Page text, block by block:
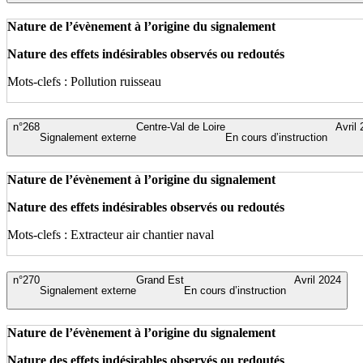
Nature de l’évènement à l’origine du signalement
Nature des effets indésirables observés ou redoutés
Mots-clefs : Pollution ruisseau
Avril
En cours d’instruction
Centre-Val de Loire
Signalement externe
n°268
Nature de l’évènement à l’origine du signalement
Nature des effets indésirables observés ou redoutés
Mots-clefs : Extracteur air chantier naval
Avril 2024
En cours d’instruction
Grand Est
Signalement externe
n°270
Nature de l’évènement à l’origine du signalement